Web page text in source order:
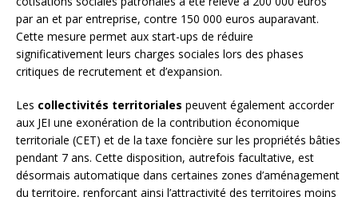
par an et par entreprise, contre 150 000 euros auparavant.
Cette mesure permet aux start-ups de réduire
significativement leurs charges sociales lors des phases
critiques de recrutement et d’expansion.
Les collectivités territoriales peuvent également accorder
aux JEI une exonération de la contribution économique
territoriale (CET) et de la taxe foncière sur les propriétés bâties
pendant 7 ans. Cette disposition, autrefois facultative, est
désormais automatique dans certaines zones d’aménagement
du territoire, renforçant ainsi l’attractivité des territoires moins